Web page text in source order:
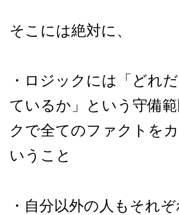
そこには絶対に、
・ロジックには「どれ
ているか」という守備
クで全てのファクトを
いうこと
・自分以外の人もそれ